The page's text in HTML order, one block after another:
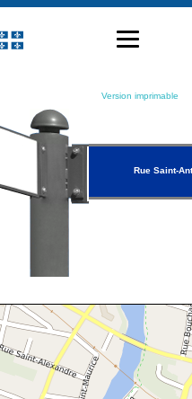
Version imprimable
Rue Saint-